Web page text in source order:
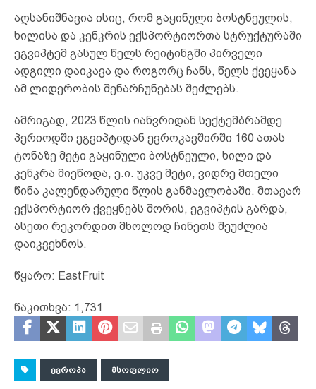
აღსანიშნავია ისიც, რომ გაყინული ბოსტნეულის,
ხილისა და კენკრის ექსპორტიორთა სტრუქტურაში
ეგვიპტემ გასულ წელს რეიტინგში პირველი
ადგილი დაიკავა და როგორც ჩანს, წელს ქვეყანა
ამ ლიდერობის შენარჩუნებას შეძლებს.
ამრიგად, 2023 წლის იანვრიდან სექტემბრამდე
პერიოდში ეგვიპტიდან ევროკავშირში 160 ათას
ტონაზე მეტი გაყინული ბოსტნეული, ხილი და
კენკრა მიეწოდა, ე.ი. უკვე მეტი, ვიდრე მთელი
წინა კალენდარული წლის განმავლობაში. მთავარ
ექსპორტიორ ქვეყნებს შორის, ეგვიპტის გარდა,
ასეთი რეკორდით მხოლოდ ჩინეთს შეუძლია
დაიკვეხნოს.
წყარო: EastFruit
წაკითხვა: 1,731
ᲔᲕᲠᲝᲞᲐ ᲛᲡᲝᲤᲚᲘᲝ